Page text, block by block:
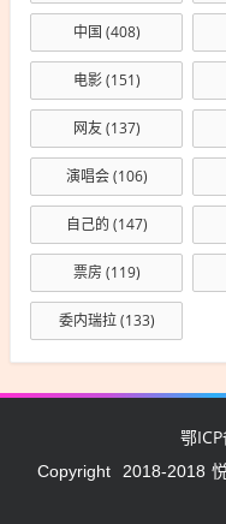
中国 (408)
电影(151)
网友(137)
演唱会(106)
自己的 (147)
票房 (119)
委内瑞拉(133)
鄂
Copyright 2018-2018